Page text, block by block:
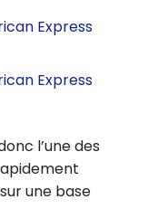
Express
Express
l’une des
une base